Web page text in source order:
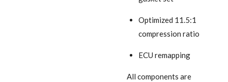
Optimized 11.5:1
compression ratio
ECU remapping
All components are